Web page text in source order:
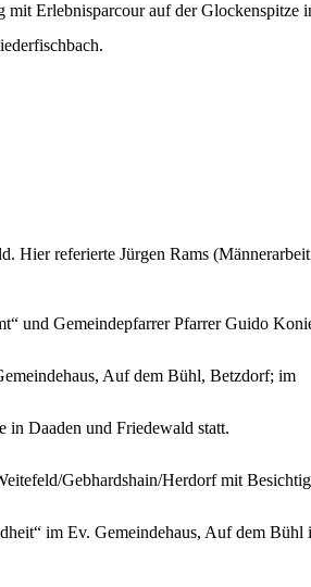
mit Erlebnisparcour auf der
Hier referierte Jürgen Rams
und Gemeindepfarrer Pfarrer Guido
Auf dem Bühl, Betzdorf; im
Daaden und Friedewald statt.
Gebhardshain/Herdorf mit
im Ev. Gemeindehaus, Auf dem